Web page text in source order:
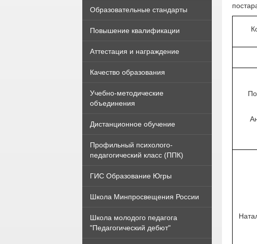
Образовательные стандарты
Повышение квалификации
Аттестация и награждение
Качество образования
Учебно-методические
объединения
Дистанционное обучение
Профильный психолого-
педагогический класс (ППК)
ГИС Образование Югры
Школа Минпросвещения России
Школа молодого педагога
"Педагогический дебют"